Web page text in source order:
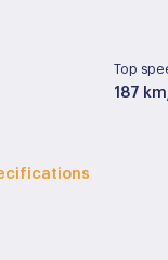
Top
187